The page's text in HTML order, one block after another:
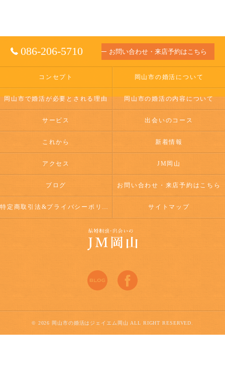
086-206-5710 お問い合わせ・来店予約はこちら
コンセプト 岡山市の婚活について
岡山市で婚活が必要とされる理由 岡山市の婚活の内容について
サービス 出会いのコース
これから 新着情報
アクセス JM岡山
ブログ お問い合わせ・来店予約はこちら
特定商取引法&プライバシーポリシー サイトマップ
© 2026 岡山市の婚活はジェイエム岡山 ALL RIGHT RESERVED.